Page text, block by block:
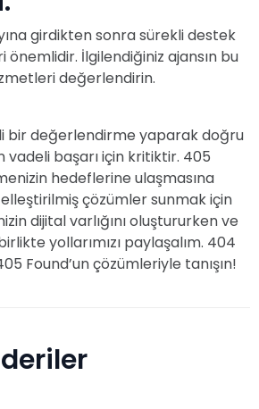
girdikten sonra sürekli destek
önemlidir. İlgilendiğiniz ajansın bu
değerlendirin.
bir değerlendirme yaparak doğru
vadeli başarı için kritiktir. 405
hedeflerine ulaşmasına
çözümler sunmak için
dijital varlığını oluştururken ve
yollarımızı paylaşalım. 404
Found’un çözümleriyle tanışın!